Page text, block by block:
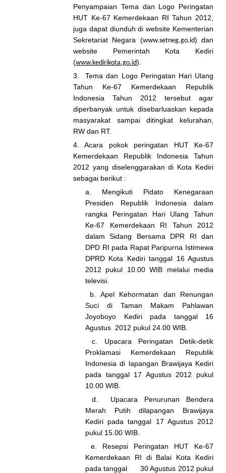
Penyampaian Tema dan Logo Peringatan
HUT Ke-67 Kemerdekaan RI Tahun 2012,
juga dapat diunduh di website Kementerian
Sekretariat Negara (www.setneg.go.id) dan
website Pemerintah Kota Kediri
(www.kedirikota.go.id).
3. Tema dan Logo Peringatan Hari Ulang
Tahun Ke-67 Kemerdekaan Republik
Indonesia Tahun 2012 tersebut agar
diperbanyak untuk disebarluaskan kepada
masyarakat sampai ditingkat kelurahan,
RW dan RT.
4. Acara pokok peringatan HUT Ke-67
Kemerdekaan Republik Indonesia Tahun
2012 yang diselenggarakan di Kota Kediri
sebagai berikut :
a. Mengikuti Pidato Kenegaraan
Presiden Republik Indonesia dalam
rangka Peringatan Hari Ulang Tahun
Ke-67 Kemerdekaan RI Tahun 2012
dalam Sidang Bersama DPR RI dan
DPD RI pada Rapat Paripurna Istimewa
DPRD Kota Kediri tanggal 16 Agustus
2012 pukul 10.00 WIB melalui media
televisi.
b. Apel Kehormatan dan Renungan
Suci di Taman Makam Pahlawan
Joyoboyo Kediri pada tanggal 16
Agustus 2012 pukul 24.00 WIB.
c. Upacara Peringatan Detik-detik
Proklamasi Kemerdekaan Republik
Indonesia di lapangan Brawijaya Kediri
pada tanggal 17 Agustus 2012 pukul
10.00 WIB.
d. Upacara Penurunan Bendera
Merah Putih dilapangan Brawijaya
Kediri pada tanggal 17 Agustus 2012
pukul 15.00 WIB.
e. Resepsi Peringatan HUT Ke-67
Kemerdekaan RI di Balai Kota Kediri
pada tanggal 30 Agustus 2012 pukul